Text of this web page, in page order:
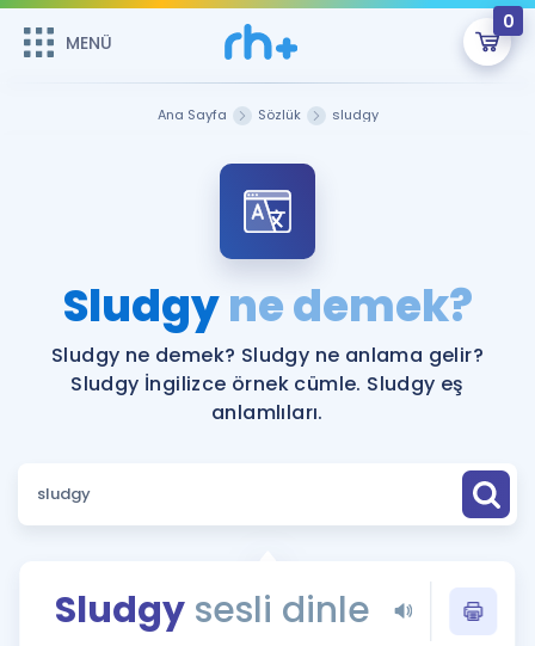
MENÜ
0
Şifremi Hatırlamıyorum
ÜYE DEĞİLİM
Sepetin Şu An Boş.
Remzi Hoca ile seni sınava hazırlayacak onlarca eğitim seni
bekliyor!
MENÜ
Katılımcı Görüşleri
Faydalı Araçlar
Sözlük
Rehberlik Aracı
Hakkımızda
Ana Sayfa Sözlük sludgy
Sludgyne demek?
Sludgy ne demek? Sludgy ne anlama gelir?
Sludgy İngilizce örnek cümle. Sludgy eş
anlamlıları.
Sludgy sesli dinle